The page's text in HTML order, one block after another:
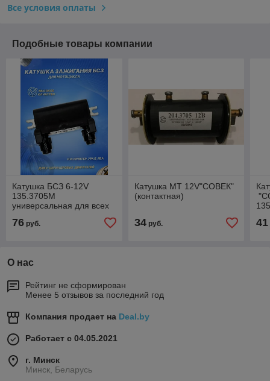
Все условия оплаты
Подобные товары компании
Катушка БСЗ 6-12V
135.3705М
универсальная для всех
"HEMEN
76 руб.
Катушка МТ 12V"СОВЕК"
(контактная)
34руб. 41
О нас
Рейтинг не сформирован
Менее 5 отзывов за последний год
Компания продает на Deal.by
Работает с 04.05.2021
г. Минск
Минск, Беларусь